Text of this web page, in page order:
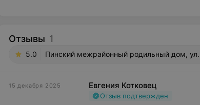
Отзывы 1
5.0 Пинский межрайонный родильный дом, ул.
15 декабря 2025 Евгения Котковец
Отзыв подтвержден